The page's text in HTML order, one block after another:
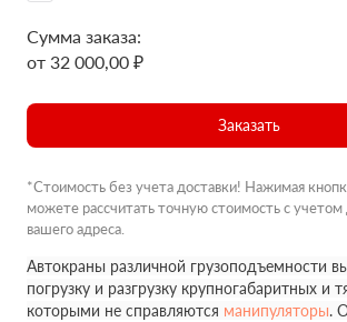
Сумма заказа:
от 32 000,00 ₽
Заказать
*Стоимость без учета доставки! Нажимая
можете рассчитать точную стоимость с учетом
вашего адреса.
Автокраны различной грузоподъемности
погрузку и разгрузку крупногабаритных и
которыми не справляются манипуляторы.